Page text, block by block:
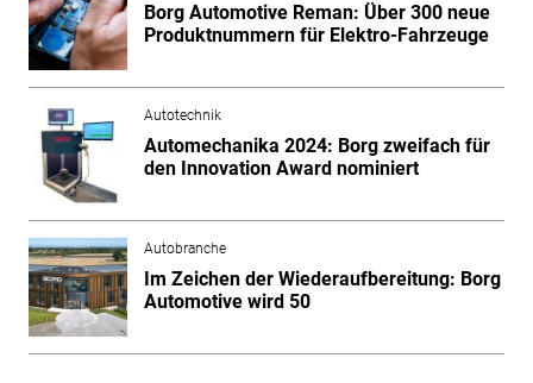
Borg Automotive Reman: Über 300 neue
Produktnummern für Elektro-Fahrzeuge
Autotechnik
Automechanika 2024: Borg zweifach für
den Innovation Award nominiert
Autobranche
Im Zeichen der Wiederaufbereitung: Borg
Automotive wird 50